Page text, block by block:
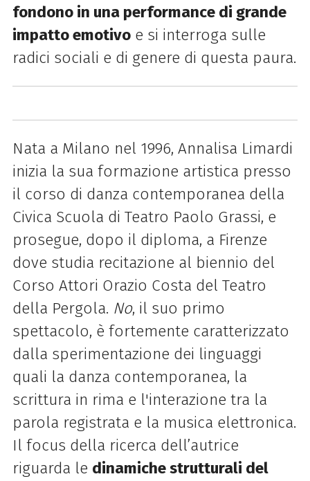
fondono in una performance di grande
impatto emotivoe si interroga sulle
radici sociali e di genere di questa paura.
Nata a Milano nel 1996, Annalisa Limardi
inizia la sua formazione artistica presso
il corso di danza contemporanea della
Civica Scuola di Teatro Paolo Grassi, e
prosegue, dopo il diploma, a Firenze
dove studia recitazione al biennio del
Corso Attori Orazio Costa del Teatro
della Pergola. No, il suo primo
spettacolo, è fortemente caratterizzato
dalla sperimentazione dei linguaggi
quali la danza contemporanea, la
scrittura in rima e l'interazione tra la
parola registrata e la musica elettronica.
Il focus della ricerca dell’autrice
riguarda le dinamiche strutturali del